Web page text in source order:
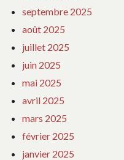
septembre 2025
août 2025
juillet 2025
juin 2025
mai 2025
avril 2025
mars 2025
février 2025
janvier 2025